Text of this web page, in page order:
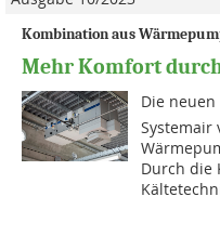
Kombination aus
Mehr Komfort
Die neuen
Systemair
Durch die